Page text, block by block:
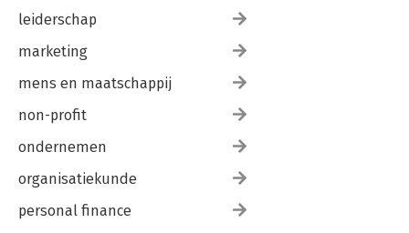
leiderschap
marketing
mens en maatschappij
non-profit
ondernemen
organisatiekunde
personal finance